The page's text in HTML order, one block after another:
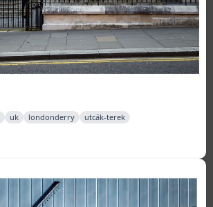
uk londonderry utcák-terek